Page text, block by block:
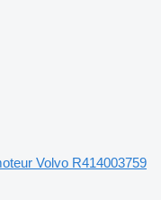
Volvo R414003759